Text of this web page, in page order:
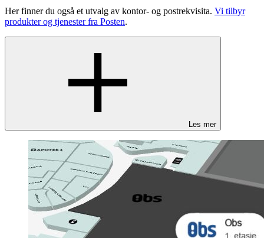
Her finner du også et utvalg av kontor- og postrekvisita. Vi tilbyr
produkter og tjenester fra Posten.
Les mer